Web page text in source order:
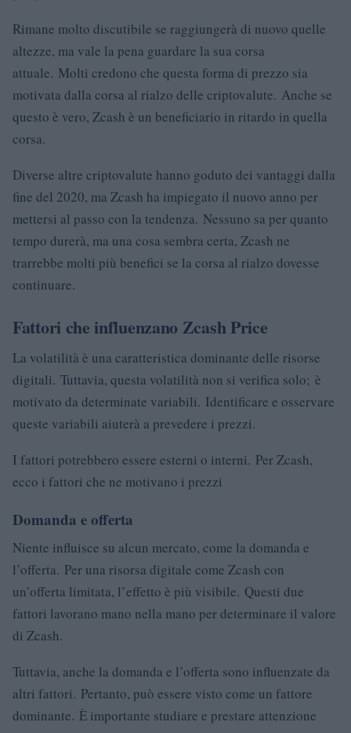
Rimane molto discutibile se raggiungerà di nuovo quelle
altezze, ma vale la pena guardare la sua corsa
attuale. Molti credono che questa forma di prezzo sia
motivata dalla corsa al rialzo delle criptovalute. Anche se
questo è vero, Zcash è un beneficiario in ritardo in quella
corsa.
Diverse altre criptovalute hanno goduto dei vantaggi dalla
fine del 2020, ma Zcash ha impiegato il nuovo anno per
mettersi al passo con la tendenza. Nessuno sa per quanto
tempo durerà, ma una cosa sembra certa, Zcash ne
trarrebbe molti più benefici se la corsa al rialzo dovesse
continuare.
Fattori che influenzano Zcash Price
La volatilità è una caratteristica dominante delle risorse
digitali. Tuttavia, questa volatilità non si verifica solo; è
motivato da determinate variabili. Identificare e osservare
queste variabili aiuterà a prevedere i prezzi.
I fattori potrebbero essere esterni o interni. Per Zcash,
ecco i fattori che ne motivano i prezzi
Domanda e offerta
Niente influisce su alcun mercato, come la domanda e
l’offerta. Per una risorsa digitale come Zcash con
un’offerta limitata, l’effetto è più visibile. Questi due
fattori lavorano mano nella mano per determinare il valore
di Zcash.
Tuttavia, anche la domanda e l’offerta sono influenzate da
altri fattori. Pertanto, può essere visto come un fattore
dominante. È importante studiare e prestare attenzione